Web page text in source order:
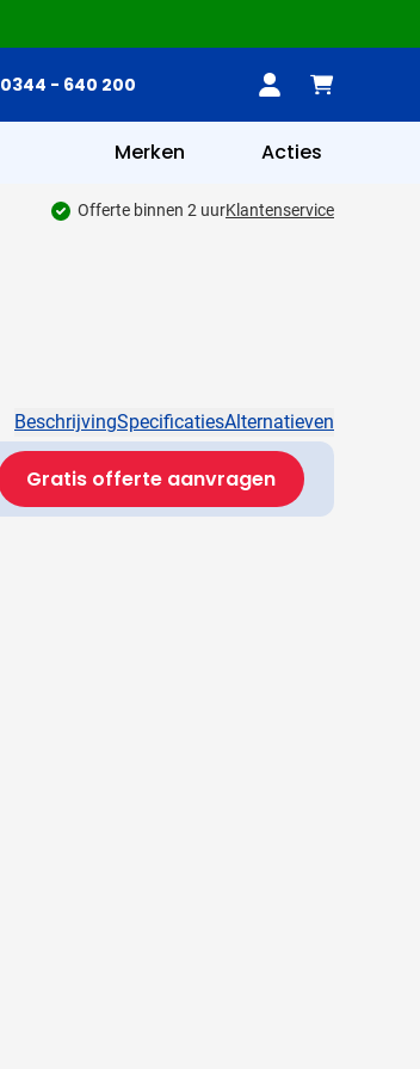
0344 - 640 200
Merken Acties
Offerte binnen 2 uurKlantenservice
BeschrijvingSpecificatiesAlternatieven
Gratis offerte aanvragen